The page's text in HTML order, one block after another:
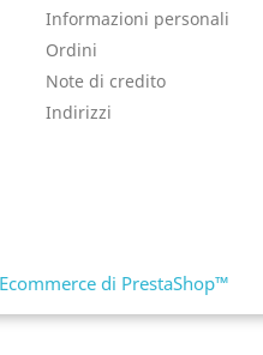
Informazioni personali
Ordini
Note di credito
Indirizzi
di PrestaShop™